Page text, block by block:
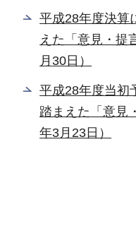
平成28年度決算
えた「意見・提
月30日）
平成28年度当初
踏まえた「意見
年3月23日）